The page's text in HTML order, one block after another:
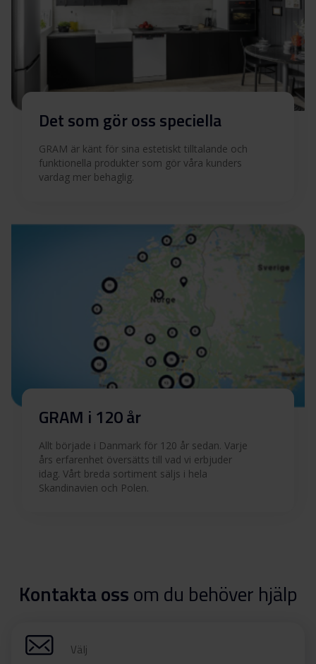
Produktbild OI 5006 V B Ladda ner
Ladda ner
Ladda ner alla (16) Ladda ner utvalda
Det som gör oss speciella
GRAM är känt för sina estetiskt tilltalande och
funktionella produkter som gör våra kunders
vardag mer behaglig.
GRAM i 120 år
Allt började i Danmark för 120 år sedan. Varje
års erfarenhet översätts till vad vi erbjuder
idag. Vårt breda sortiment säljs i hela
Skandinavien och Polen.
Kontakta ossom du behöver hjälp
Välj